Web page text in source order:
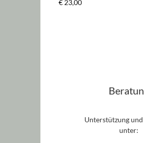
Regulärer Preis:
€ 23,00
Unterstützung
unter: